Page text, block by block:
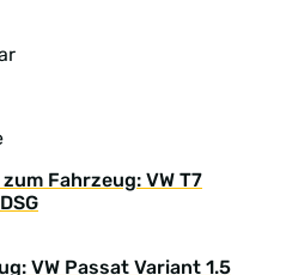
Fahrzeug: VW T7